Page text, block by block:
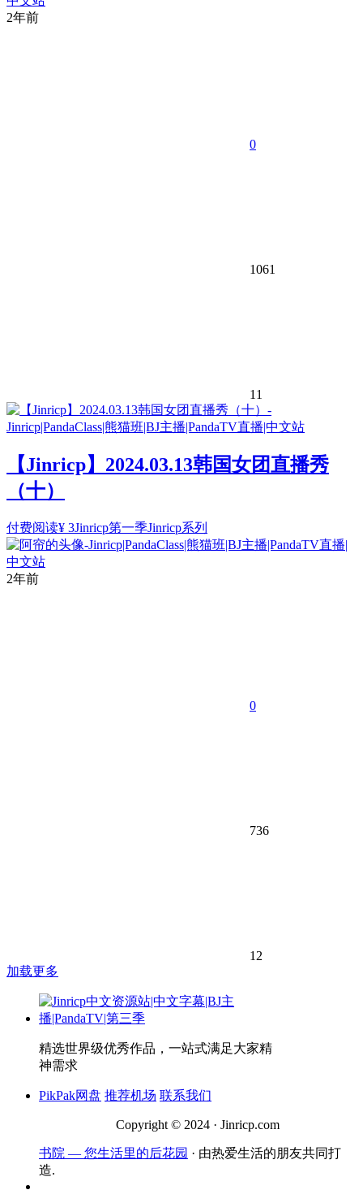
2年前
0
1061
11
【Jinricp】2024.03.13韩国女团直播秀
（十）
付费阅读¥ 3Jinricp第一季Jinricp系列
2年前
0
736
12
加载更多
精选世界级优秀作品，一站式满足大家精
神需求
PikPak网盘 推荐机场 联系我们
Copyright © 2024 · Jinricp.com
书院 — 您生活里的后花园 · 由热爱生活的朋友共同打
造.